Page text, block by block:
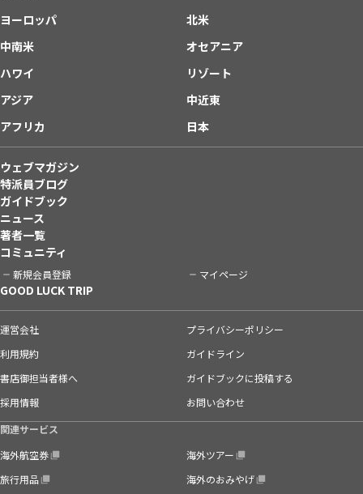
ヨーロッパ
北米
中南米
オセアニア
ハワイ
リゾート
アジア
中近東
アフリカ
日本
ウェブマガジン
特派員ブログ
ガイドブック
ニュース
著者一覧
コミュニティ
新規会員登録 マイページ
GOOD LUCK TRIP
運営会社
プライバシーポリシー
利用規約
ガイドライン
書店御担当者様へ
ガイドブックに投稿する
採用情報
お問い合わせ
関連サービス
海外航空券
海外ツアー
旅行用品
海外のおみやげ